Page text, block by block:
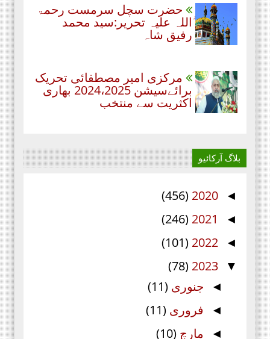
حضرت سچل سرمست رحمۃ
ُاللہ علیہ تحریر:سید محمد
رفیق شاہ
مرکزی امیر مصطفائی تحریک
برائےسیشن 2024،2025 بھاری
اکثریت سے منتخب
بلاگ آرکائیو
◄
2020
(456)
◄
2021
(246)
◄
2022
(101)
▼
2023
(78)
◄ جنوری (11)
◄ فروری (11)
◄ مارچ (10)